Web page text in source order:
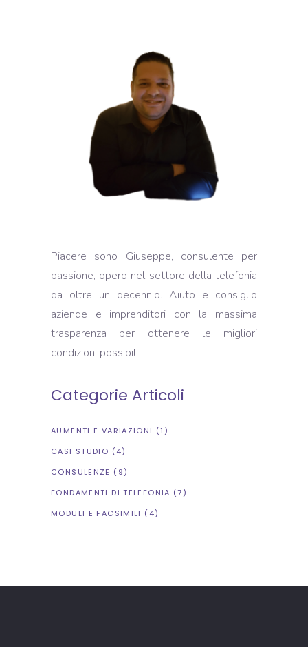
Piacere sono Giuseppe, consulente per
passione, opero nel settore della telefonia
da oltre un decennio. Aiuto e consiglio
aziende e imprenditori con la massima
trasparenza per ottenere le migliori
condizioni possibili
Categorie Articoli
AUMENTI E VARIAZIONI (1)
CASI STUDIO (4)
CONSULENZE (9)
FONDAMENTI DI TELEFONIA (7)
MODULI E FACSIMILI (4)